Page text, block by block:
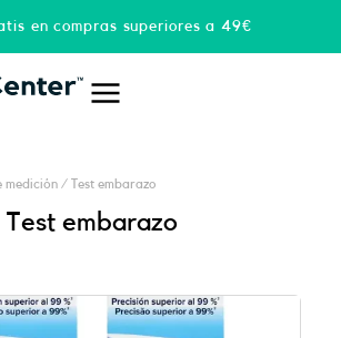
en compras superiores a 49€
medición / Test embarazo
Test embarazo